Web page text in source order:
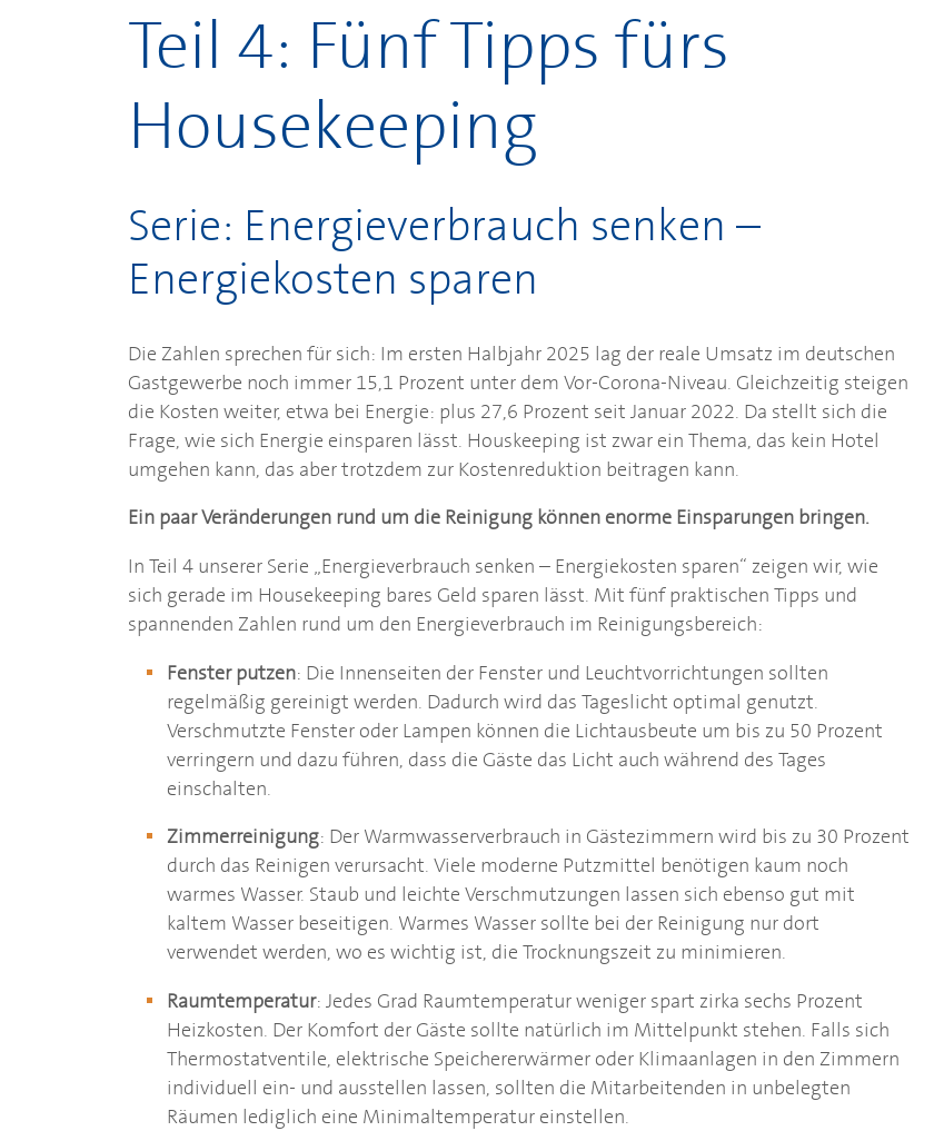
Teil 4: Fünf Tipps fürs
Housekeeping
Serie: Energieverbrauch senken –
Energiekosten sparen
Die Zahlen sprechen für sich: Im ersten Halbjahr 2025 lag der reale Umsatz im deutschen
Gastgewerbe noch immer 15,1 Prozent unter dem Vor-Corona-Niveau. Gleichzeitig steigen
die Kosten weiter, etwa bei Energie: plus 27,6 Prozent seit Januar 2022. Da stellt sich die
Frage, wie sich Energie einsparen lässt. Houskeeping ist zwar ein Thema, das kein Hotel
umgehen kann, das aber trotzdem zur Kostenreduktion beitragen kann.
Ein paar Veränderungen rund um die Reinigung können enorme Einsparungen bringen.
In Teil 4 unserer Serie „Energieverbrauch senken – Energiekosten sparen“ zeigen wir, wie
sich gerade im Housekeeping bares Geld sparen lässt. Mit fünf praktischen Tipps und
spannenden Zahlen rund um den Energieverbrauch im Reinigungsbereich:
Fenster putzen: Die Innenseiten der Fenster und Leuchtvorrichtungen sollten
regelmäßig gereinigt werden. Dadurch wird das Tageslicht optimal genutzt.
Verschmutzte Fenster oder Lampen können die Lichtausbeute um bis zu 50 Prozent
verringern und dazu führen, dass die Gäste das Licht auch während des Tages
einschalten.
Zimmerreinigung: Der Warmwasserverbrauch in Gästezimmern wird bis zu 30 Prozent
durch das Reinigen verursacht. Viele moderne Putzmittel benötigen kaum noch
warmes Wasser. Staub und leichte Verschmutzungen lassen sich ebenso gut mit
kaltem Wasser beseitigen. Warmes Wasser sollte bei der Reinigung nur dort
verwendet werden, wo es wichtig ist, die Trocknungszeit zu minimieren.
Raumtemperatur: Jedes Grad Raumtemperatur weniger spart zirka sechs Prozent
Heizkosten. Der Komfort der Gäste sollte natürlich im Mittelpunkt stehen. Falls sich
Thermostatventile, elektrische Speichererwärmer oder Klimaanlagen in den Zimmern
individuell ein- und ausstellen lassen, sollten die Mitarbeitenden in unbelegten
Räumen lediglich eine Minimaltemperatur einstellen.